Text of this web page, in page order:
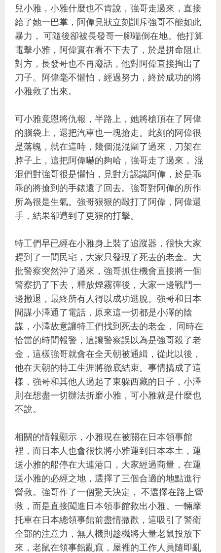
兒小雅，小雅什麼也不肯說，強哥走過來，直接
給了她一巴掌，阿偉見狀立刻訓斥強哥不能如此
暴力， 可隨後卻被長發哥一腳端倒在地。他打算
電擊小雅，阿偉實在看不下去了，於是拼命阻止
對方，長發哥也不再廢話，他對阿偉直接掏出了
刀子。阿偉毫不懼怕，經過努力，終於成功的將
小雅救了出來。
可小雅竟恩將仇報，半路上，她將槍頂在了阿偉
的腦袋上，還把汽車也一塊搶走。此刻的阿偉很
是落魄，就在這時，幾個混混圍了過來，刀架在
脖子上，這把阿偉嚇的夠哈，強哥走了過來， 混
混們對強哥很是懼怕，見對方認識阿偉，於是乖
乖的將搶到的手錶還了回去。強哥對阿偉的所作
所為很是生氣。強哥狠狠的毆打了阿偉，阿偉還
手，結果卻遭到了更狠的打擊。
特工們早已經在小雅身上裝了追蹤器，很快大家
趕到了一間民宅，大家只發現了死去的老金。大
批警察突然沖了過來，強哥抓住機會直接將一個
警察扔了下去，釋放煙霧彈後，大家一邊戰鬥一
邊撤退，最終所有人得以成功逃脫。強哥和日本
間謀小澤通了電話，原來這一切都是小澤的陰
謀，小澤故意讓特工們找到死去的老金， 同時在
恰當的時間報警，這讓警察誤以為是強哥殺了老
金，這樣強哥就會在全天朝被通緝，從此以後，
他在天朝的特工生涯將徹底結束。事情搞成了這
樣，強哥和其他人過起了東躲西藏的日子，小澤
則在想盡一切辦法折磨小雅，可小雅就是什麼也
不說。
相關的情報顯示，小雅現在被關在日本領事館
裡，而日本人也會很快將小雅運到日本本土，運
送小雅的船停在大連港口，大家經過商量，在運
送小雅的必經之地，選擇了三個合適的地點進行
營救。強哥作了一個驚天決定， 不選擇在路上營
救，而是直接闖進日本領事館救出小雅。一輛摩
托車在日本總領事館前盡情撒歡，這吸引了警衛
全部的注意力，無人機則趁機將大量老鼠投放下
來，老鼠在領事館亂竄，屋裡的工作人員隨即亂